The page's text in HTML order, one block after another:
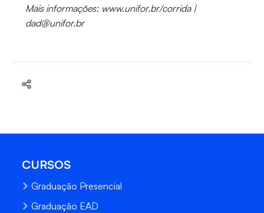
Mais informações: www.unifor.br/corrida |
dad@unifor.br
CURSOS
Graduação Presencial
Graduação EAD